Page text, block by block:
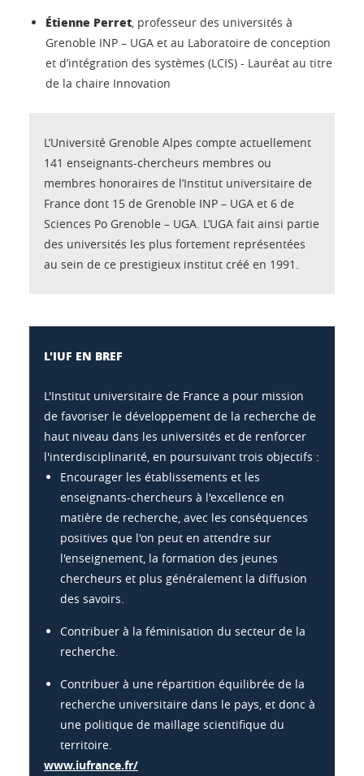
Étienne Perret, professeur des universités à
Grenoble INP – UGA et au Laboratoire de conception
et d’intégration des systèmes (LCIS) - Lauréat au titre
de la chaire Innovation
L’Université Grenoble Alpes compte actuellement
141 enseignants-chercheurs membres ou
membres honoraires de l’Institut universitaire de
France dont 15 de Grenoble INP – UGA et 6 de
Sciences Po Grenoble – UGA. L’UGA fait ainsi partie
des universités les plus fortement représentées
au sein de ce prestigieux institut créé en 1991.
L'IUF EN BREF
L'Institut universitaire de France a pour mission
de favoriser le développement de la recherche de
haut niveau dans les universités et de renforcer
l'interdisciplinarité, en poursuivant trois objectifs :
Encourager les établissements et les
enseignants-chercheurs à l'excellence en
matière de recherche, avec les conséquences
positives que l'on peut en attendre sur
l'enseignement, la formation des jeunes
chercheurs et plus généralement la diffusion
des savoirs.
Contribuer à la féminisation du secteur de la
recherche.
Contribuer à une répartition équilibrée de la
recherche universitaire dans le pays, et donc à
une politique de maillage scientifique du
territoire.
www.iufrance.fr/